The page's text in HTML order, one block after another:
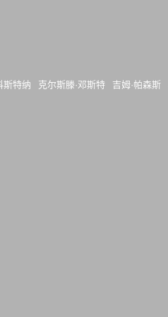
斯特纳 克尔斯滕·邓斯特 吉姆·帕森斯